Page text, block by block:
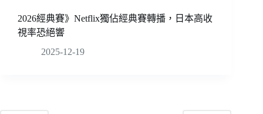
2026經典賽》Netflix獨佔經典賽轉播，日本高收
視率恐絕響
2025-12-19